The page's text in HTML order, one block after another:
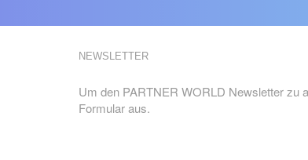
NEWSLETTER
Um den PARTNER WORLD Newsletter zu
Formular aus.